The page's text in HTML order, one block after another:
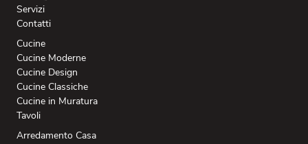
Servizi
Contatti
Cucine
Cucine Moderne
Cucine Design
Cucine Classiche
Cucine in Muratura
Tavoli
Arredamento Casa